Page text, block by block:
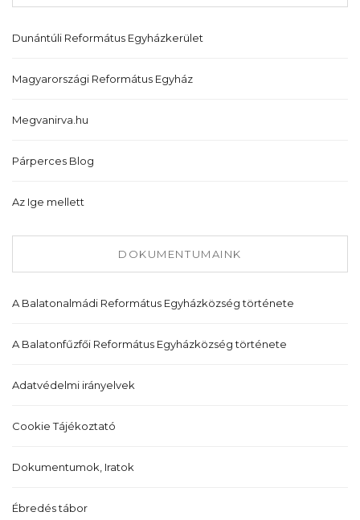
Dunántúli Református Egyházkerület
Magyarországi Református Egyház
Megvanirva.hu
Párperces Blog
Az Ige mellett
DOKUMENTUMAINK
A Balatonalmádi Református Egyházközség története
A Balatonfűzfői Református Egyházközség története
Adatvédelmi irányelvek
Cookie Tájékoztató
Dokumentumok, Iratok
Ébredés tábor